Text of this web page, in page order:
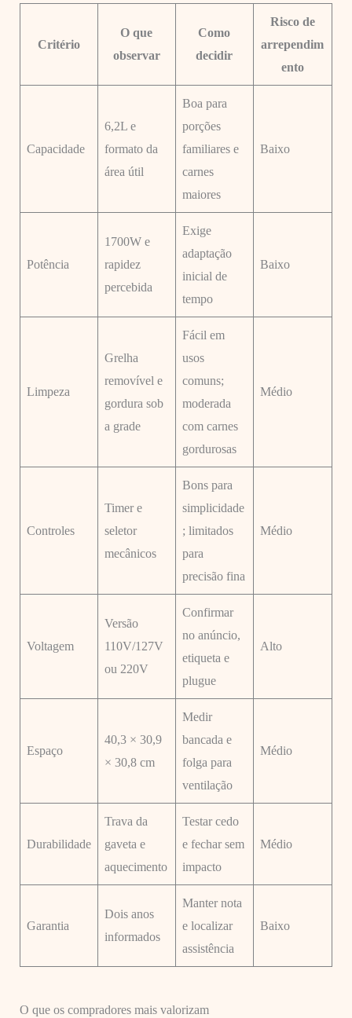
Critério
O que
observar
Como
decidir
Risco de
arrependim
ento
Capacidade
6,2L e
formato da
área útil
Boa para
porções
familiares e
carnes
maiores
Baixo
Potência
1700W e
rapidez
percebida
Exige
adaptação
inicial de
tempo
Baixo
Limpeza
Grelha
removível e
gordura sob
a grade
Fácil em
usos
comuns;
moderada
com carnes
gordurosas
Médio
Controles
Timer e
seletor
mecânicos
Bons para
simplicidade
; limitados
para
precisão fina
Médio
Voltagem
Versão
110V/127V
ou 220V
Confirmar
no anúncio,
etiqueta e
plugue
Alto
Espaço
40,3 × 30,9
× 30,8 cm
Medir
bancada e
folga para
ventilação
Médio
Durabilidade
Trava da
gaveta e
aquecimento
Testar cedo
e fechar sem
impacto
Médio
Garantia
Dois anos
informados
Manter nota
e localizar
assistência
Baixo
O que os compradores mais valorizam